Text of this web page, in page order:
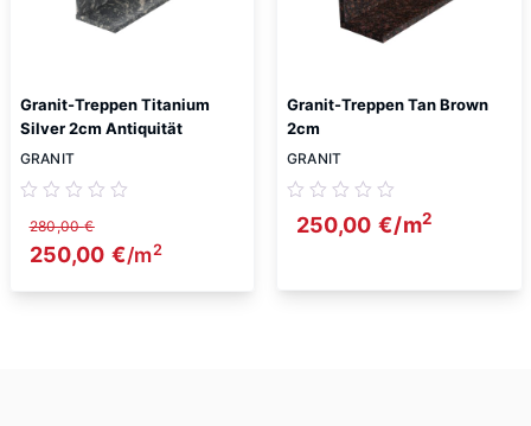
Granit-Treppen Titanium
Silver 2cm Antiquität
GRANIT
280,00€
Ursprünglicher Preis war: 280,00 €
250,00 €Aktueller Preis ist: 250,00 €.
/m2
Granit-Treppen Tan Brown
2cm
GRANIT
250,00 €/m2